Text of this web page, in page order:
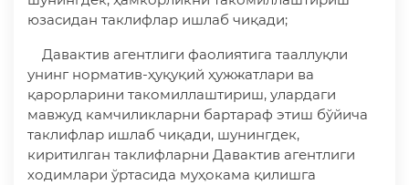
юзасидан таклифлар ишлаб чиқади;
Давактив агентлиги фаолиятига тааллуқли
унинг норматив-ҳуқуқий ҳужжатлари ва
қарорларини такомиллаштириш, улардаги
мавжуд камчиликларни бартараф этиш бўйича
таклифлар ишлаб чиқади, шунингдек,
киритилган таклифларни Давактив агентлиги
ходимлари ўртасида муҳокама қилишга